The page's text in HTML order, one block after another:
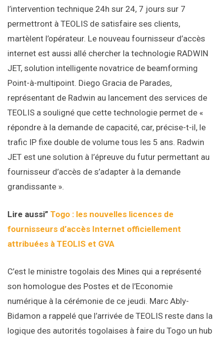
l’intervention technique 24h sur 24, 7 jours sur 7
permettront à TEOLIS de satisfaire ses clients,
martèlent l’opérateur. Le nouveau fournisseur d’accès
internet est aussi allé chercher la technologie RADWIN
JET, solution intelligente novatrice de beamforming
Point-à-multipoint. Diego Gracia de Parades,
représentant de Radwin au lancement des services de
TEOLIS a souligné que cette technologie permet de «
répondre à la demande de capacité, car, précise-t-il, le
trafic IP fixe double de volume tous les 5 ans. Radwin
JET est une solution à l’épreuve du futur permettant au
fournisseur d’accès de s’adapter à la demande
grandissante ».
Lire aussi” Togo : les nouvelles licences de
fournisseurs d’accès Internet officiellement
attribuées à TEOLIS et GVA
C’est le ministre togolais des Mines qui a représenté
son homologue des Postes et de l’Economie
numérique à la cérémonie de ce jeudi. Marc Ably-
Bidamon a rappelé que l’arrivée de TEOLIS reste dans la
logique des autorités togolaises à faire du Togo un hub